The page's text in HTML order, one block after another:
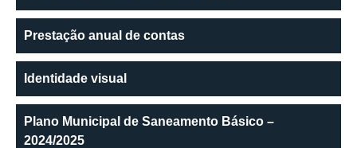
Prestação anual de contas
Identidade visual
Plano Municipal de Saneamento Básico –
2024/2025